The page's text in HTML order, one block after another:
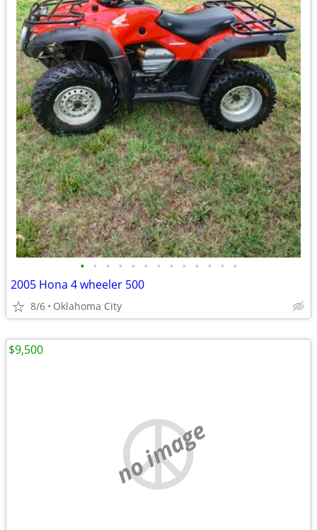
• • • • • • • • • • • • •
2005 Hona 4 wheeler 500
8/6 Oklahoma City
no image
$9,500